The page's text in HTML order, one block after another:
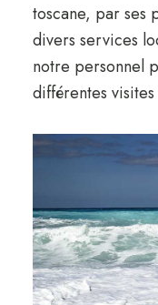
toscane, par ses
divers services
notre personnel
différentes